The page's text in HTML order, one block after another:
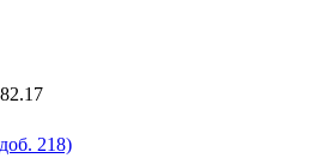
82.17
218)